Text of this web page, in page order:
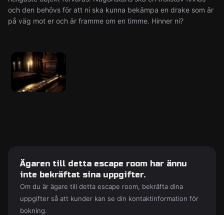
och den behövs för att ni ska kunna bekämpa en drake som är
på väg mot er och är framme om en timme. Hinner ni?
Ägaren till detta escape room har ännu
inte bekräftat sina uppgifter.
Om du är ägare till detta escape room, bekräfta dina
uppgifter så att kunder kan se din kontaktinformation för
bokning.